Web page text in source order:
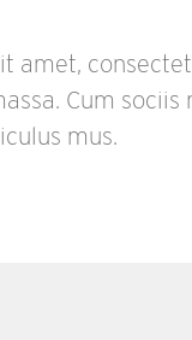
amet,
Cum
mus.